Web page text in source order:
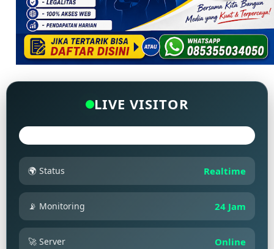
LIVE VISITOR
🌍 Status Realtime
📡 Monitoring 24 Jam
🚀 Server Online